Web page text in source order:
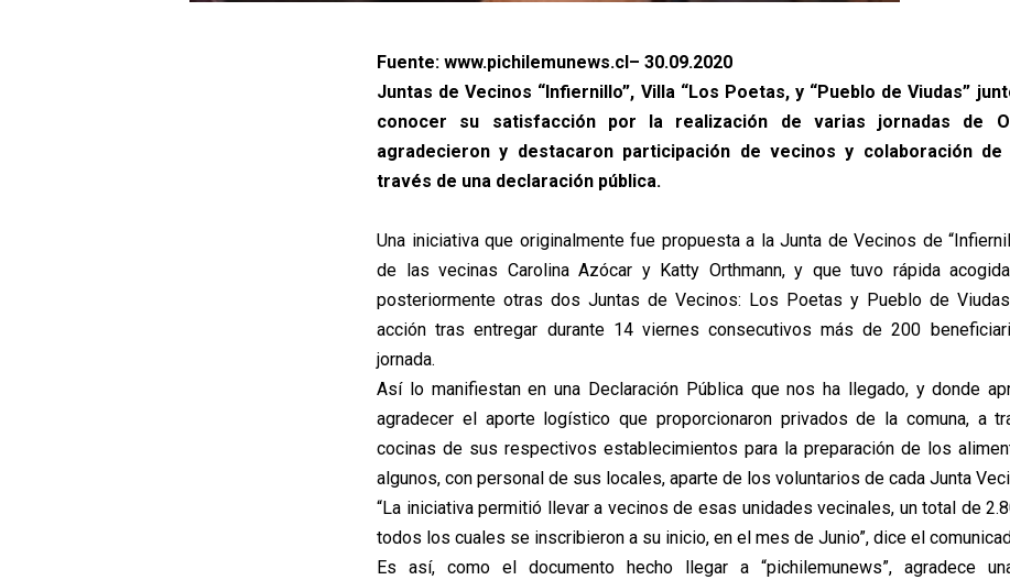
Fuente: www.pichilemunews.cl– 30.09.2020
Juntas de Vecinos “Infiernillo”, Villa “Los Poetas, y “Pueblo de Viudas”
conocer su satisfacción por la realización de varias jornadas de
agradecieron y destacaron participación de vecinos y colaboración
través de una declaración pública.
Una iniciativa que originalmente fue propuesta a la Junta de Vecinos de
de las vecinas Carolina Azócar y Katty Orthmann, y que tuvo rápida
posteriormente otras dos Juntas de Vecinos: Los Poetas y Pueblo de
acción tras entregar durante 14 viernes consecutivos más de 200
jornada.
Así lo manifiestan en una Declaración Pública que nos ha llegado, y donde
agradecer el aporte logístico que proporcionaron privados de la comuna, a
cocinas de sus respectivos establecimientos para la preparación de los
algunos, con personal de sus locales, aparte de los voluntarios de cada Junta
“La iniciativa permitió llevar a vecinos de esas unidades vecinales, un total de
todos los cuales se inscribieron a su inicio, en el mes de Junio”, dice el
Es así, como el documento hecho llegar a “pichilemunews”, agradece